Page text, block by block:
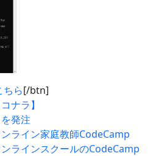
ちら[/btn]
ナラ】
発注
ライン家庭教師CodeCamp
ラインスクールのCodeCamp